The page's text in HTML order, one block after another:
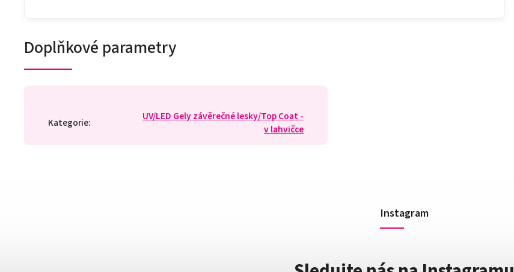
Doplňkové parametry
Kategorie:
UV/LED Gely závěrečné lesky/Top Coat -
v lahvičce
Instagram